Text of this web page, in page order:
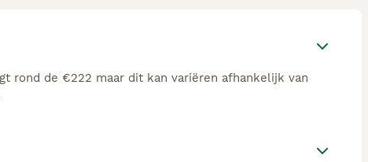
rond de €222 maar dit kan variëren afhankelijk van